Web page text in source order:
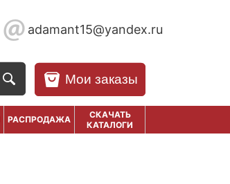
adamant15@yandex.ru
Мои заказы
РАСПРОДАЖА
СКАЧАТЬ
КАТАЛОГИ